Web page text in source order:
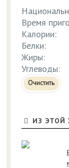
Время
Калории:
Белки:
Жиры:
Углеводы:
Очистить
ИЗ ЭТОЙ